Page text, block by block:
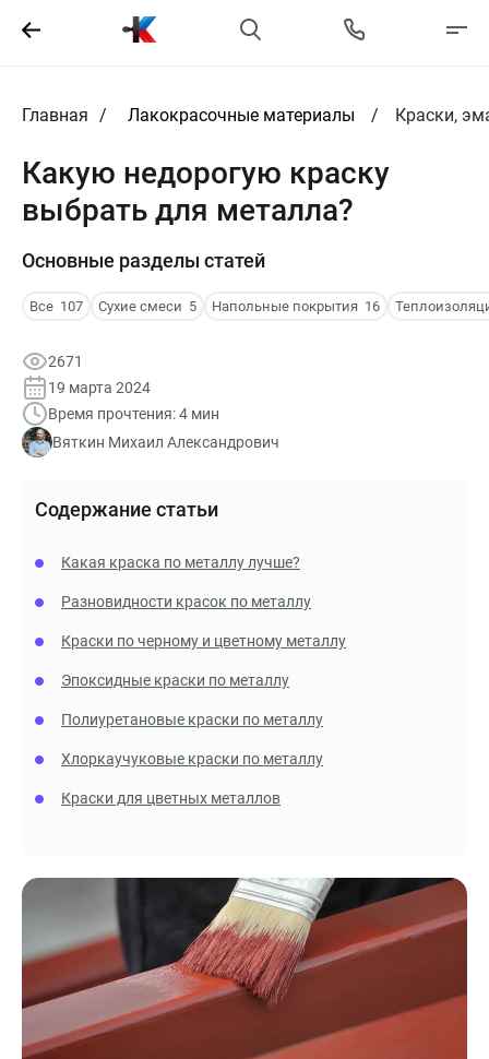
Главная Лакокрасочные материалы Краски,
Какую недорогую краску
выбрать для металла?
Основные разделы статей
Все 107 Сухие смеси 5 Напольные покрытия 16
2671
19 марта 2024
Время прочтения: 4 мин
Вяткин Михаил Александрович
Содержание статьи
Какая краска по металлу лучше?
Разновидности красок по металлу
Краски по черному и цветному металлу
Эпоксидные краски по металлу
Полиуретановые краски по металлу
Хлоркаучуковые краски по металлу
Краски для цветных металлов